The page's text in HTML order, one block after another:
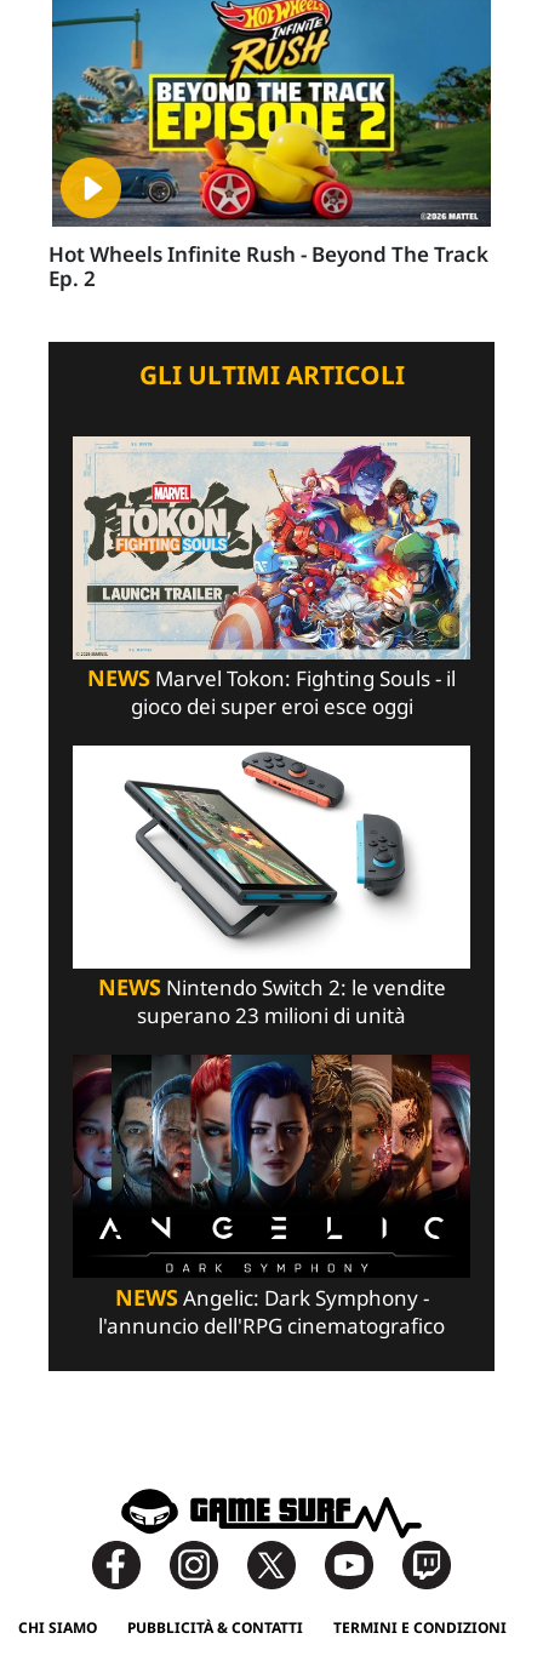
Hot Wheels Infinite Rush - Beyond The Track
Ep. 2
GLI ULTIMI ARTICOLI
NEWS Marvel Tokon: Fighting Souls - il
gioco dei super eroi esce oggi
NEWSNintendo Switch 2: le vendite
superano 23 milioni di unità
NEWSAngelic: Dark Symphony -
l'annuncio dell'RPG cinematografico
CHI SIAMO PUBBLICITÀ & CONTATTI TERMINI E CONDIZIONI